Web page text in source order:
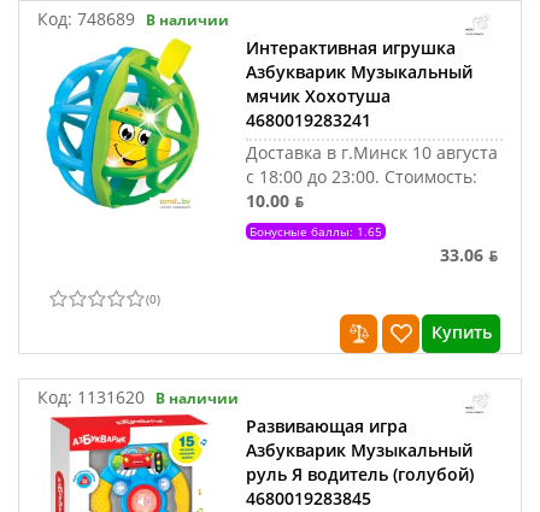
Код: 748689 В наличии
Интерактивная игрушка
Азбукварик Музыкальный
мячик Хохотуша
4680019283241
Доставка в г.Минск 10 августа
с 18:00 до 23:00. Стоимость:
10.00 ƃ
Бонусные баллы: 1.65
33.06 ƃ
(0)
Купить
Код: 1131620 В наличии
Развивающая игра
Азбукварик Музыкальный
руль Я водитель (голубой)
4680019283845